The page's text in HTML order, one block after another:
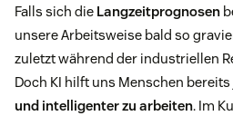
Falls sich die Langzeitprognosen
unsere Arbeitsweise bald so
zuletzt während der industriellen
Doch KI hilft uns Menschen bereits
und intelligenter zu arbeiten. Im